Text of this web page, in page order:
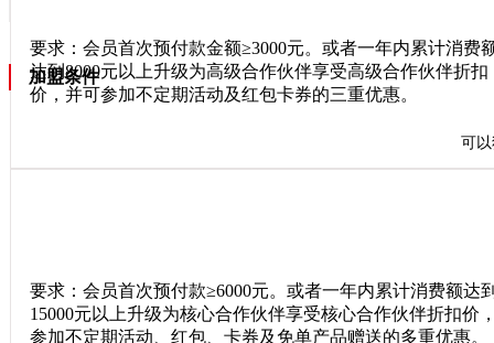
要求：会员首次预付款金额≥3000元。或者一年内累计消费
达到8000元以上升级为高级合作伙伴享受高级合作伙伴折扣
价，并可参加不定期活动及红包卡券的三重优惠。
要求：会员首次预付款≥6000元。或者一年内累计消费额达
15000元以上升级为核心合作伙伴享受核心合作伙伴折扣价
参加不定期活动、红包、卡券及免单产品赠送的多重优惠。
加盟条件
可